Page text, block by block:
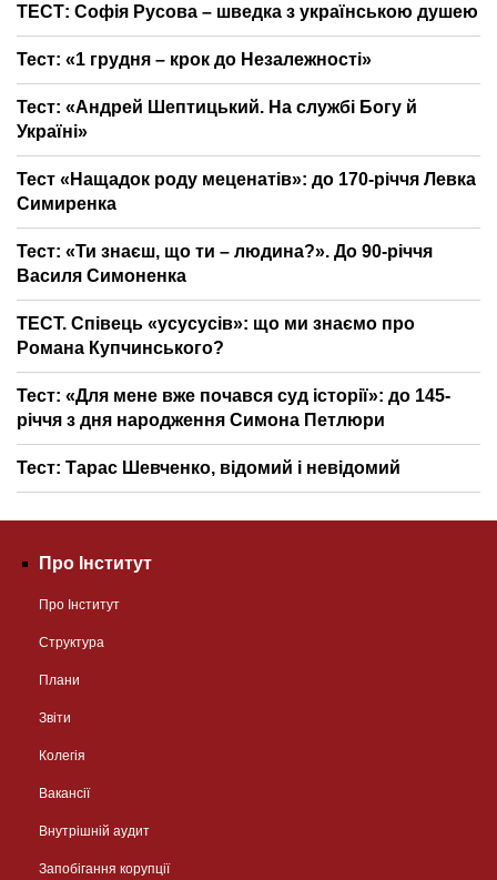
ТЕСТ: Софія Русова – шведка з українською душею
Тест: «1 грудня – крок до Незалежності»
Тест: «Андрей Шептицький. На службі Богу й
Україні»
Тест «Нащадок роду меценатів»: до 170-річчя Левка
Симиренка
Тест: «Ти знаєш, що ти – людина?». До 90-річчя
Василя Симоненка
ТЕСТ. Співець «усусусів»: що ми знаємо про
Романа Купчинського?
Тест: «Для мене вже почався суд історії»: до 145-
річчя з дня народження Симона Петлюри
Тест: Тарас Шевченко, відомий і невідомий
Про Інститут
Про Інститут
Структура
Плани
Звіти
Колегія
Вакансії
Внутрішній аудит
Запобігання корупції